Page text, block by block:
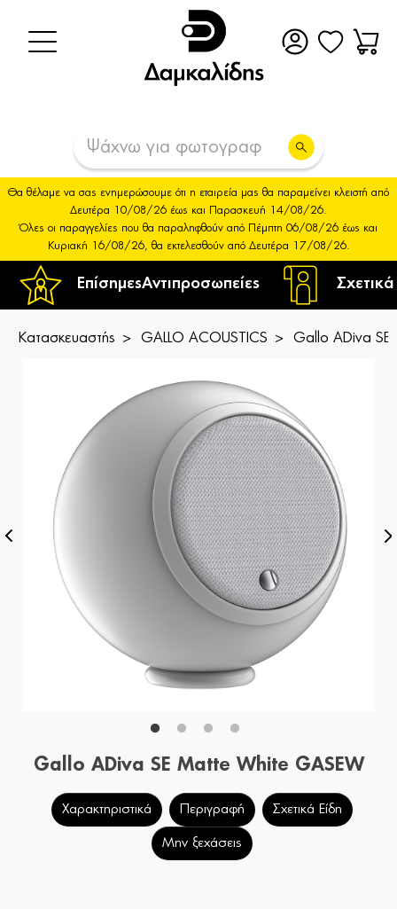
ΕπίσημεςΑντιπροσωπείες
Θα θέλαμε να σας ενημερώσουμε ότι η εταιρεία μας θα παραμείνει κλειστή από
Δευτέρα 10/08/26 έως και Παρασκευή 14/08/26.
Όλες οι παραγγελίες που θα παραληφθούν από Πέμπτη 06/08/26 έως και
Κυριακή 16/08/26, θα εκτελεσθούν από Δευτέρα 17/08/26.
Κατασκευαστής GALLO ACOUSTICS Gallo ADiva
Gallo ADiva SE Matte White GASEW
Χαρακτηριστικά Περιγραφή Σχετικά Είδη
Μην ξεχάσεις